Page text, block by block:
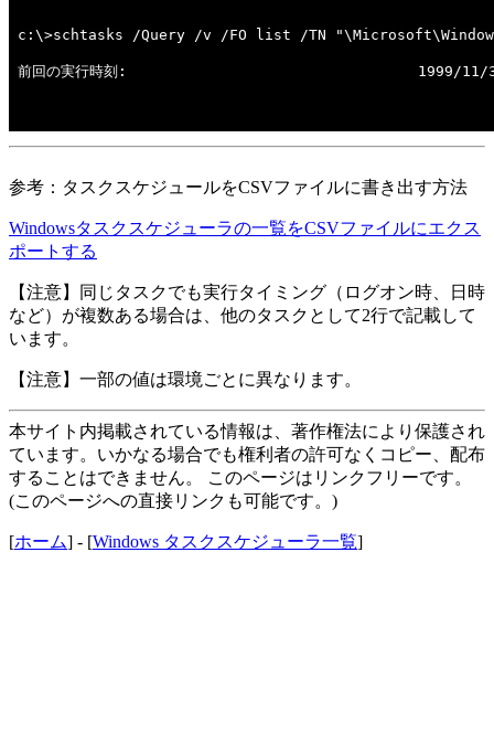
参考：タスクスケジュールをCSVファイルに書き出す方法
Windowsタスクスケジューラの一覧をCSVファイルにエクス
ポートする
【注意】同じタスクでも実行タイミング（ログオン時、日時
など）が複数ある場合は、他のタスクとして2行で記載して
います。
【注意】一部の値は環境ごとに異なります。
本サイト内掲載されている情報は、著作権法により保護され
ています。いかなる場合でも権利者の許可なくコピー、配布
することはできません。 このページはリンクフリーです。
(このページへの直接リンクも可能です。)
[ホーム] - [Windows タスクスケジューラ一覧]